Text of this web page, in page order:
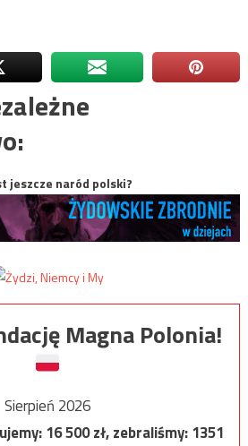
jeszcze naród polski?
Magna Polonia!
Sierpień 2026
16 500zł, zebraliśmy:1351